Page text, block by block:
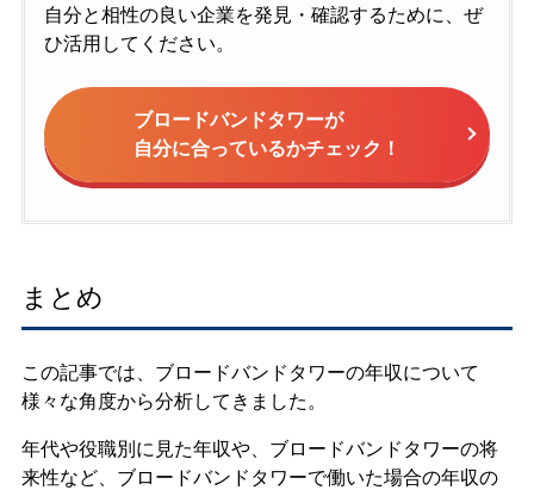
自分と相性の良い企業を発見・確認するために、ぜ
ひ活用してください。
ブロードバンドタワーが
自分に合っているかチェック！
まとめ
この記事では、ブロードバンドタワーの年収について
様々な角度から分析してきました。
年代や役職別に見た年収や、ブロードバンドタワーの将
来性など、ブロードバンドタワーで働いた場合の年収の